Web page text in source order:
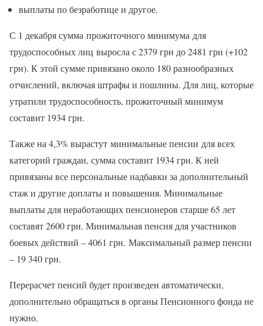
выплаты по безработице и другое.
С 1 декабря сумма прожиточного минимума для
трудоспособных лиц выросла с 2379 грн до 2481 грн (+102
грн). К этой сумме привязано около 180 разнообразных
отчислений, включая штрафы и пошлины. Для лиц, которые
утратили трудоспособность, прожиточный минимум
составит 1934 грн.
Также на 4,3% вырастут минимальные пенсии для всех
категорий граждан, сумма составит 1934 грн. К ней
привязаны все персональные надбавки за дополнительный
стаж и другие доплаты и повышения. Минимальные
выплаты для неработающих пенсионеров старше 65 лет
составят 2600 грн. Минимальная пенсия для участников
боевых действий – 4061 грн. Максимальный размер пенсии
– 19 340 грн.
Перерасчет пенсий будет произведен автоматически,
дополнительно обращаться в органы Пенсионного фонда не
нужно.